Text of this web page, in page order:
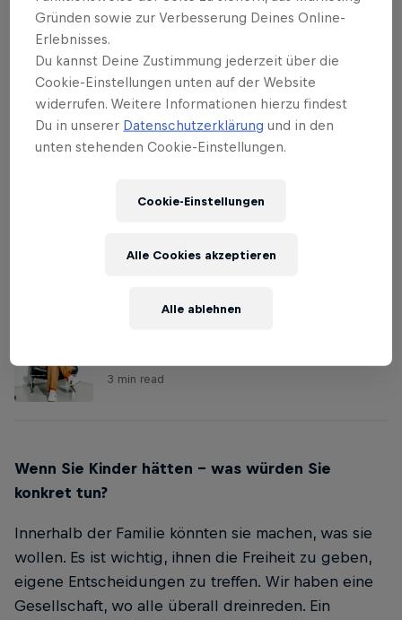
Recherche für Stoffe, die mich interessieren. Wenn
ich mich beruhigen will, spiele ich mit meinen
Hunden.
Wie kann man die Fantasie der Digital Natives
beflügeln?
ein Versuch. Es ist wichtig, dass man den Leuten
3 min read
Wenn Sie Kinder hätten – was würden Sie
konkret tun?
Innerhalb der Familie könnten sie machen, was sie
wollen. Es ist wichtig, ihnen die Freiheit zu geben,
eigene Entscheidungen zu treffen. Wir haben eine
Gesellschaft, wo alle überall dreinreden. Ein
Gründen sowie zur Verbesserung Deines Online-
Erlebnisses.
Du kannst Deine Zustimmung jederzeit über die
Cookie-Einstellungen unten auf der Website
widerrufen. Weitere Informationen hierzu findest
Du in unserer Datenschutzerklärung und in den
unten stehenden Cookie-Einstellungen.
Cookie-Einstellungen
Alle ablehnen
Alle Cookies akzeptieren